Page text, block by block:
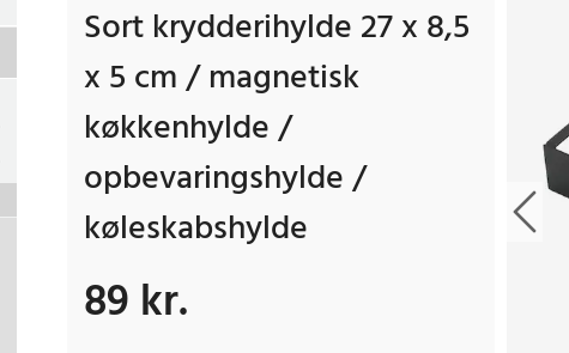
Sort krydderihylde 27 x 8,5
x 5 cm / magnetisk
køkkenhylde /
opbevaringshylde /
køleskabshylde
Pris:89 kr.
89 kr.